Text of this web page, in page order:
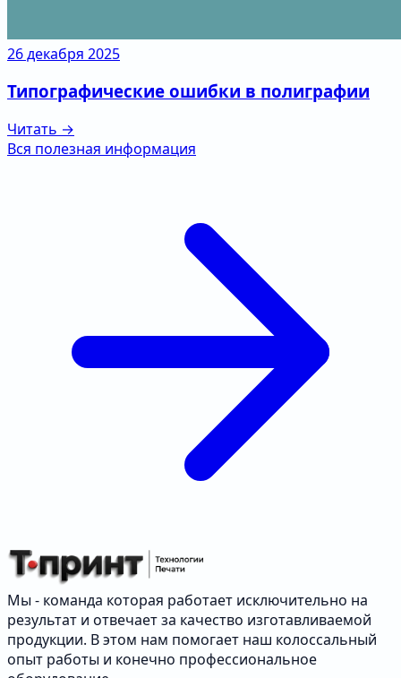
26 декабря 2025
Типографические ошибки в полиграфии
Читать →
Вся полезная информация
Мы - команда которая работает исключительно на
результат и отвечает за качество изготавливаемой
продукции. В этом нам помогает наш колоссальный
опыт работы и конечно профессиональное